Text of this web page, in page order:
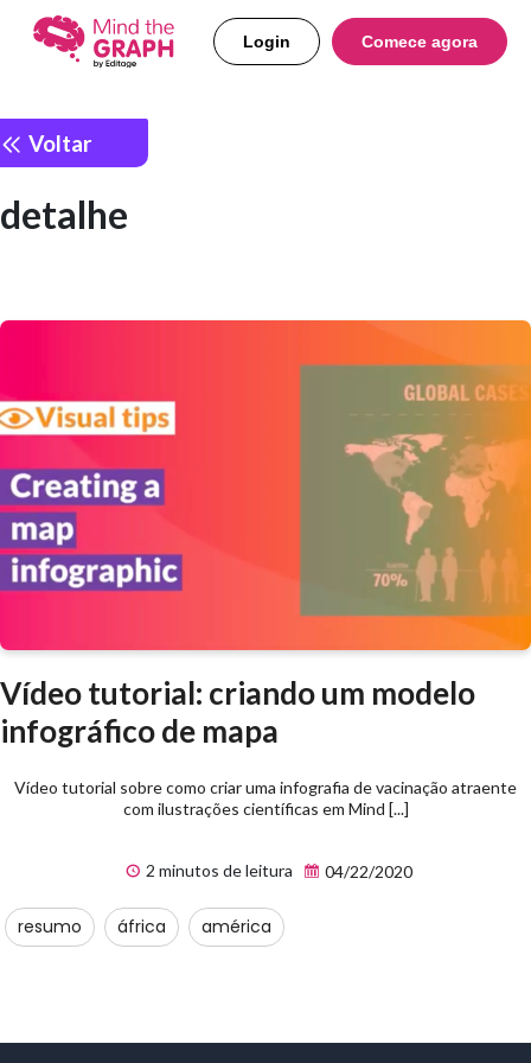
Login Comece agora
Voltar
detalhe
Vídeo tutorial: criando um modelo
infográfico de mapa
Vídeo tutorial sobre como criar uma infografia de vacinação atraente
com ilustrações científicas em Mind [...]
2 minutos de leitura 04/22/2020
resumo áfrica américa